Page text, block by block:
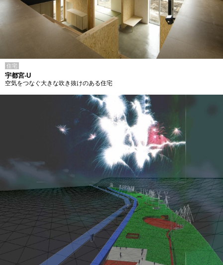
住宅
宇都宮-U
空気をつなぐ大きな吹き抜けのある住宅